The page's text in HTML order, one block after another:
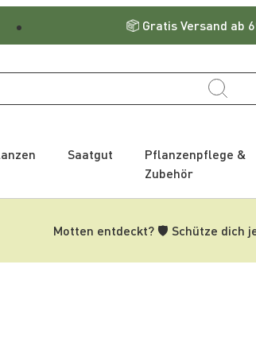
Gratis Versand ab
Saatgut
Pflanzenpflege &
Zubehör
Motten entdeckt? 🛡️ Schütze dich